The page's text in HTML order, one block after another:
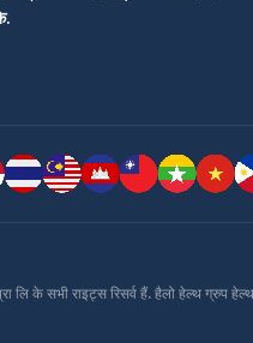
के सभी राइट्स रिसर्व हैं. हैलो हेल्थ ग्रुप हेल्थ